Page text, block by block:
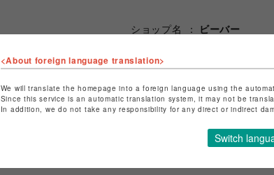
ショップ名
ビーバー
ショップお問い合わせはこちら
<About foreign language translation>
We will translate the homepage into a foreign language using the
Since this service is an automatic translation system, it may not be
In addition, we do not take any responsibility for any direct or indirect
Switch